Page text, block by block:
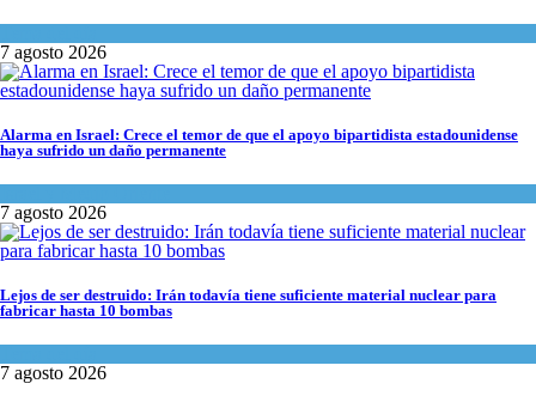
7 agosto 2026
Alarma en Israel: Crece el temor de que el apoyo bipartidista estadounidense
haya sufrido un daño permanente
7 agosto 2026
Lejos de ser destruido: Irán todavía tiene suficiente material nuclear para
fabricar hasta 10 bombas
7 agosto 2026